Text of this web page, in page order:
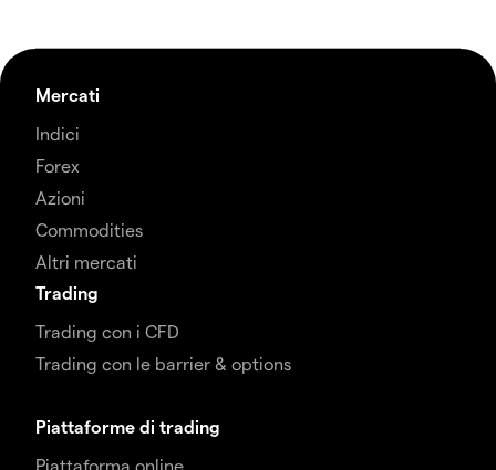
Mercati
Indici
Forex
Azioni
Commodities
Altri mercati
Trading
Trading con i CFD
Trading con le barrier & options
Piattaforme di trading
Piattaforma online